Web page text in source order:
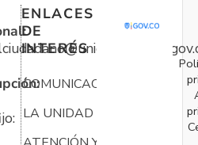
ENLACES
DE
INTERÉS
COMUNICACIONES
LA UNIDAD